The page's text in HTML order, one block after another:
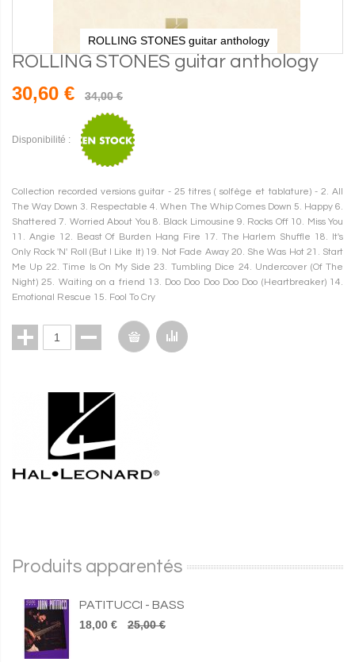
ROLLING STONES guitar anthology
ROLLING STONES guitar anthology
30,60 € 34,00 €
Disponibilité :
Collection recorded versions guitar - 25 titres ( solfège et tablature) - 2. All
The Way Down 3. Respectable 4. When The Whip Comes Down 5. Happy 6.
Shattered 7. Worried About You 8. Black Limousine 9. Rocks Off 10. Miss You
11. Angie 12. Beast Of Burden Hang Fire 17. The Harlem Shuffle 18. It's
Only Rock 'N' Roll (But I Like It) 19. Not Fade Away 20. She Was Hot 21. Start
Me Up 22. Time Is On My Side 23. Tumbling Dice 24. Undercover (Of The
Night) 25. Waiting on a friend 13. Doo Doo Doo Doo Doo (Heartbreaker) 14.
Emotional Rescue 15. Fool To Cry
Produits apparentés
PATITUCCI - BASS
18,00 €
25,00 €